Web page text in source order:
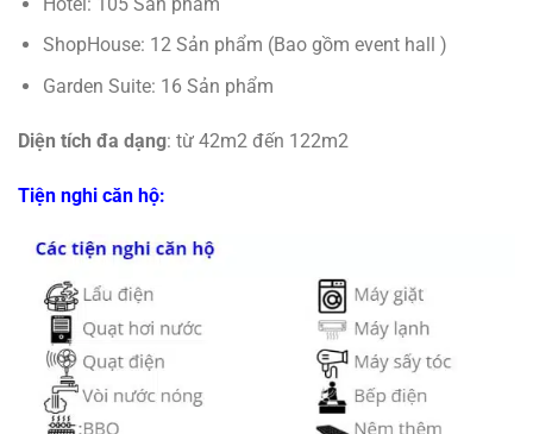
ShopHouse: 12 Sản phẩm (Bao gồm event hall )
Garden Suite: 16 Sản phẩm
Diện tích đa dạng: từ 42m2 đến 122m2
Tiện nghi căn hộ: